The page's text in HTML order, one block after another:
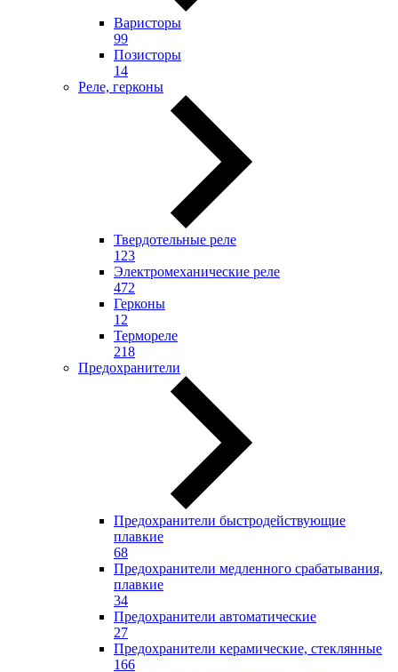
Варисторы
99
Позисторы
14
Реле, герконы
Твердотельные реле
123
Электромеханические реле
472
Герконы
12
Термореле
218
Предохранители
Предохранители быстродействующие
плавкие
68
Предохранители медленного срабатывания,
плавкие
34
Предохранители автоматические
27
Предохранители керамические, стеклянные
166